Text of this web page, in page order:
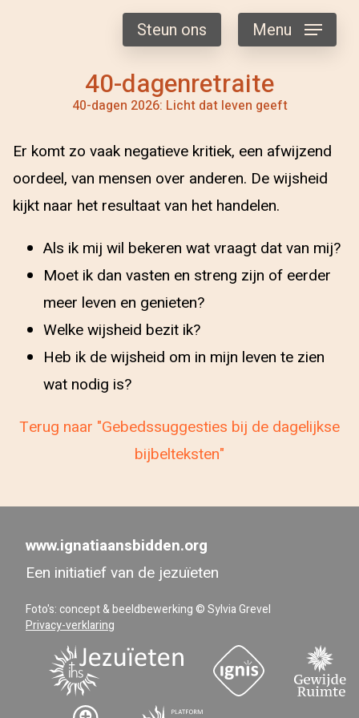
40-dagenretraite
40-dagen 2026: Licht dat leven geeft
Steun ons Menu
Er komt zo vaak negatieve kritiek, een afwijzend
oordeel, van mensen over anderen. De wijsheid
kijkt naar het resultaat van het handelen.
Als ik mij wil bekeren wat vraagt dat van mij?
Moet ik dan vasten en streng zijn of eerder
meer leven en genieten?
Welke wijsheid bezit ik?
Heb ik de wijsheid om in mijn leven te zien
wat nodig is?
Terug naar "Gebedssuggesties bij de dagelijkse
bijbelteksten"
www.ignatiaansbidden.org
Een initiatief van de jezuïeten
Foto's: concept & beeldbewerking © Sylvia Grevel
Privacy-verklaring